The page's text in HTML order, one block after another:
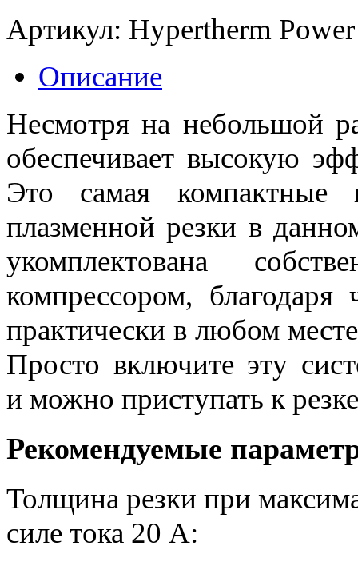
Артикул: Hypertherm
Описание
Несмотря на небольшой
обеспечивает высокую
Это самая компактные
плазменной резки в
укомплектована
компрессором,
практически в любом
Просто включите эту
и можно приступать к
Рекомендуемые
Толщина резки при
силе тока 20 A: